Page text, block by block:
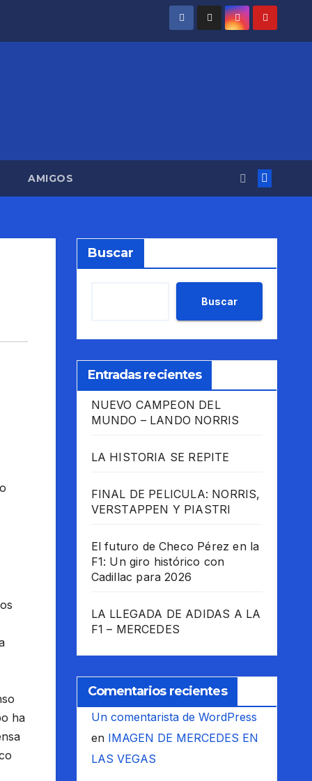
AMIGOS
ha
Buscar
Buscar
Entradas recientes
NUEVO CAMPEON DEL
MUNDO – LANDO NORRIS
LA HISTORIA SE REPITE
FINAL DE PELICULA: NORRIS,
VERSTAPPEN Y PIASTRI
El futuro de Checo Pérez en la
F1: Un giro histórico con
Cadillac para 2026
LA LLEGADA DE ADIDAS A LA
F1 – MERCEDES
Comentarios recientes
Un comentarista de WordPress
en IMAGEN DE MERCEDES EN
LAS VEGAS